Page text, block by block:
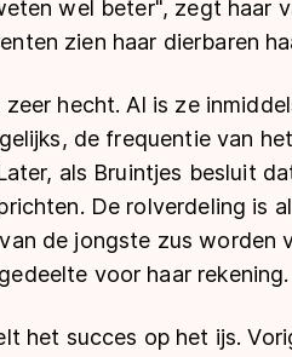
wel beter", zegt haar
zien haar dierbaren
hecht. Al is ze
de frequentie van
als Bruintjes besluit
De rolverdeling is
de jongste zus worden
voor haar rekening.
het succes op het ijs.